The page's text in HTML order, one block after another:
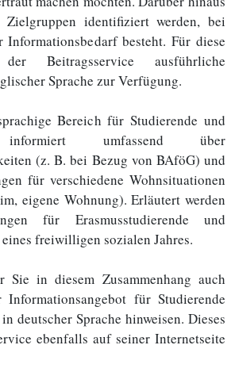
Zielgruppen identifiziert werden, bei
besteht. Für diese
Beitragsservice ausführliche
Sprache zur Verfügung.
Bereich für Studierende und
informiert umfassend über
(z. B. bei Bezug von BAföG) und
für verschiedene Wohnsituationen
eigene Wohnung). Erläutert werden
für Erasmusstudierende und
freiwilligen sozialen Jahres.
Sie in diesem Zusammenhang auch
für Studierende
deutscher Sprache hinweisen. Dieses
ebenfalls auf seiner Internetseite